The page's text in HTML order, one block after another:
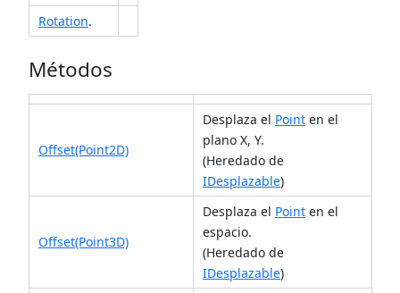
Rotation.
Métodos
Offset(Point2D)
Desplaza el Point en el
plano X, Y.
(Heredado de
IDesplazable)
Offset(Point3D)
Desplaza el Point en el
espacio.
(Heredado de
IDesplazable)